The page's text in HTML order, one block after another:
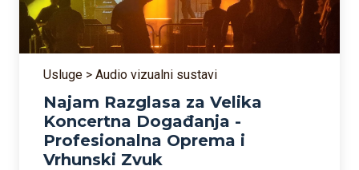
Usluge > Audio vizualni sustavi
Najam Razglasa za Velika
Koncertna Događanja -
Profesionalna Oprema i
Vrhunski Zvuk